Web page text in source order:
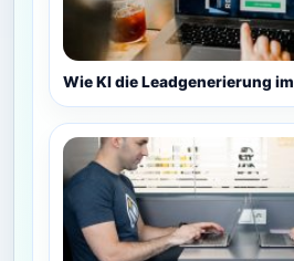
Wie KI die Leadgenerierung